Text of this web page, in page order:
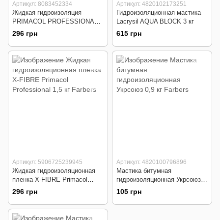
Артикул: 8083452334
Жидкая гидроизоляция
PRIMACOL PROFESSIONAL
X-FIBRE 1.5 кг
296 грн
Артикул: 4820102173251
Гидроизоляционная мастика
Lacrysil AQUA BLOCK 3 кг
615 грн
Артикул: 5906725239945
Жидкая гидроизоляционная
пленка X-FIBRE Primacol
Professional 1,5 кг
296 грн
Артикул: 4820100796896
Мастика битумная
гидроизоляционная Укрсоюз
0,9 кг
105 грн